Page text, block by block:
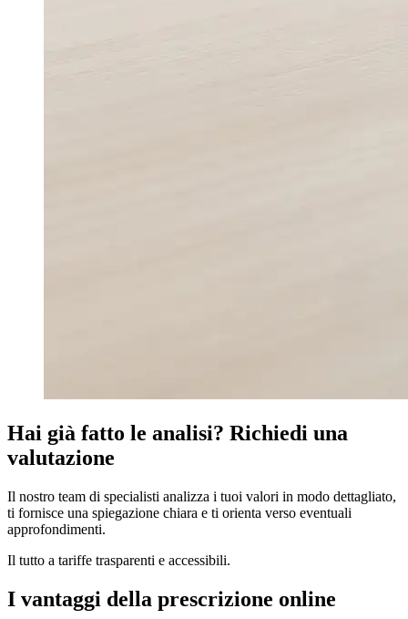
Hai già fatto le analisi? Richiedi una
valutazione
Il nostro team di specialisti analizza i tuoi valori in modo dettagliato,
ti fornisce una spiegazione chiara e ti orienta verso eventuali
approfondimenti.
Il tutto a tariffe trasparenti e accessibili.
I vantaggi della prescrizione online